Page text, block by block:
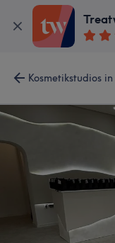
Kosmetikstudios